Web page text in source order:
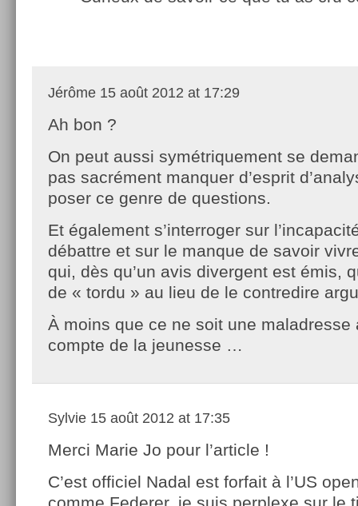
Jérôme 15 août 2012 at 17:29
Ah bon ?
On peut aussi symétriquement se
pas sacrément manquer d’esprit
poser ce genre de questions.
Et également s’interroger sur
débattre et sur le manque de savoir
qui, dès qu’un avis divergent est émis,
de « tordu » au lieu de le contredire
À moins que ce ne soit une maladresse
compte de la jeunesse …
Sylvie 15 août 2012 at 17:35
Merci Marie Jo pour l’article !
C’est officiel Nadal est forfait à l’US